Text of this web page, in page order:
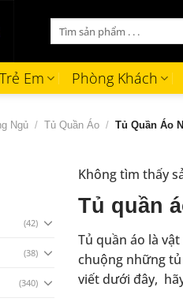
Tìm
kiếm:
Em Phòng Khách
Ngủ / Tủ Quần Áo / Tủ Quần Áo
(42)
(38)
(340)
Không tìm thấy
Tủ quần
Tủ quần áo là
chuộng những
viết dưới đây,